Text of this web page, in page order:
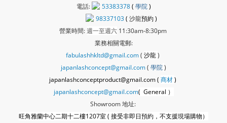
電話: 53383378( 學院)
98337103( 沙龍預約 )
營業時間:週一至週六11:30am-8:30pm
業務相關電郵:
fabulashhkltd@gmail.com( 沙龍)
japanlashconcept@gmail.com( 學院)
japanlashconceptproduct@gmail.com ( 商材)
japanlashconcept@gmail.com( General ）
Showroom 地址:
旺角雅蘭中心二期十二樓1207室 ( 接受非即日預約，不支援現場購物）